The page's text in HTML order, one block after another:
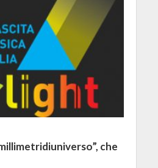
che